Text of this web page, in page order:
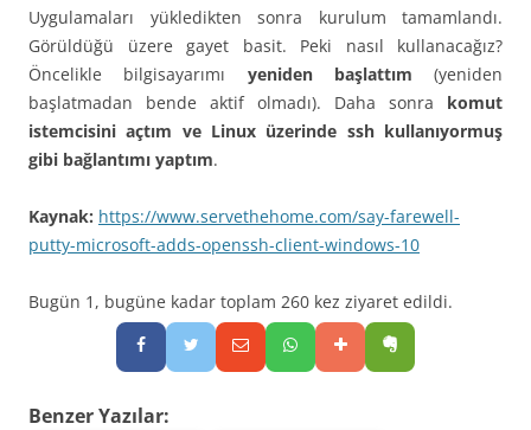
Uygulamaları yükledikten sonra kurulum tamamlandı.
Görüldüğü üzere gayet basit. Peki nasıl kullanacağız?
Öncelikle bilgisayarımı yeniden başlattım (yeniden
başlatmadan bende aktif olmadı). Daha sonra komut
istemcisini açtım ve Linux üzerinde ssh kullanıyormuş
gibi bağlantımı yaptım.
Kaynak: https://www.servethehome.com/say-farewell-
putty-microsoft-adds-openssh-client-windows-10
Bugün 1, bugüne kadar toplam 260 kez ziyaret edildi.
Benzer Yazılar: